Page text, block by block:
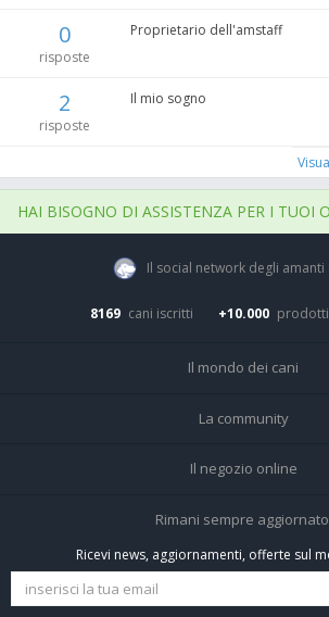
0
risposte
Proprietario dell'amstaff
2
risposte
Il mio sogno
HAI BISOGNO DI ASSISTENZA PER I TUOI
Il social network degli amanti
8169 cani iscritti +10.000
Il mondo dei cani
Tutte le razze
La community
Home
Tutti i cani iscritti
Il negozio online
Negozio per cani
Spedizioni e resi
Rimani sempre
Ricevi news, aggiornamenti, offerte sul